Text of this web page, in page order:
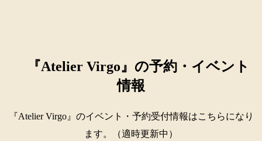
『Atelier Virgo』の予約・イベント
情報
『Atelier Virgo』のイベント・予約受付情報はこちらになり
ます。（適時更新中）